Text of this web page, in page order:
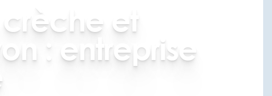
et
: entreprise